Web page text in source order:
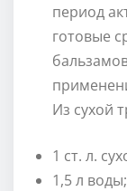
период
готовые
Из сухой
1 ст. л.
1,5 л воды;